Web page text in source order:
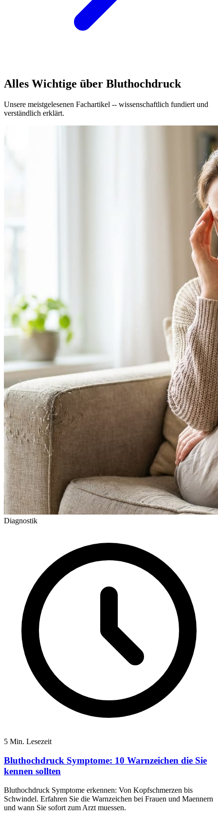
Alles Wichtige über Bluthochdruck
Unsere meistgelesenen Fachartikel -- wissenschaftlich fundiert und
verständlich erklärt.
Diagnostik
5 Min. Lesezeit
Bluthochdruck Symptome: 10 Warnzeichen die Sie
kennen sollten
Bluthochdruck Symptome erkennen: Von Kopfschmerzen bis
Schwindel. Erfahren Sie die Warnzeichen bei Frauen und Maennern
und wann Sie sofort zum Arzt muessen.